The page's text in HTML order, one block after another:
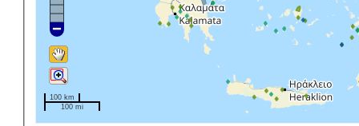
100 km
100 mi